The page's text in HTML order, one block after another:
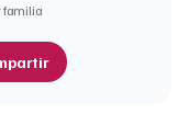
familia